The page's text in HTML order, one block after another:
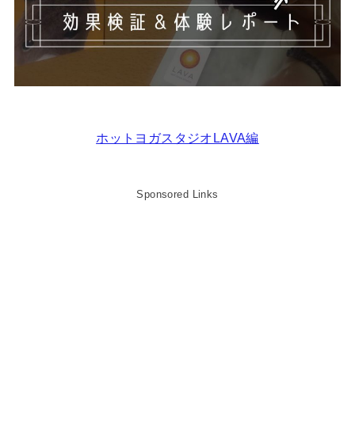
ホットヨガスタジオLAVA編
Sponsored Links